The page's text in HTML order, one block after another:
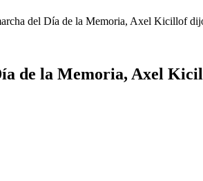
del Día de la Memoria, Axel Kicillof
de la Memoria, Axel